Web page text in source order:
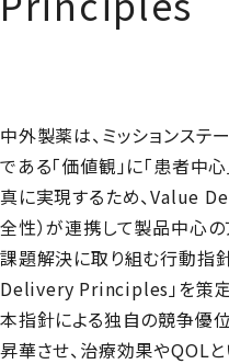
中外製薬は、ミッションステ
である「価値観」に「患者中
真に実現するため、Value
全性）が連携して製品中心
課題解決に取り組む行動指針
Delivery Principles 」を策
本指針による独自の競争優
昇華させ、治療効果やQOL